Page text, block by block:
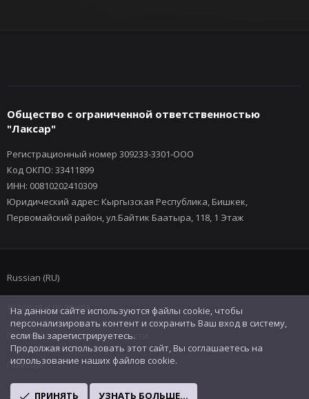
Общество с ограниченной ответственностью
"Лаксар"
Регистрационный номер 309233-3301-ООО
Код ОКПО: 33411899
ИНН: 00810202410309
Юридический адрес: Кыргызская Республика, Бишкек,
Первомайский район, ул.Байтик Баатыра, 118, 1 Этаж
Russian (RU)
Условия и правила
Политика конфиденциальности
Помощь
R
На данном сайте используются файлы cookie, чтобы
персонализировать контент и сохранить Ваш вход в систему,
если Вы зарегистрируетесь.
Продолжая использовать этот сайт, Вы соглашаетесь на
использование наших файлов cookie.
ПРИНЯТЬ УЗНАТЬ БОЛЬШЕ...